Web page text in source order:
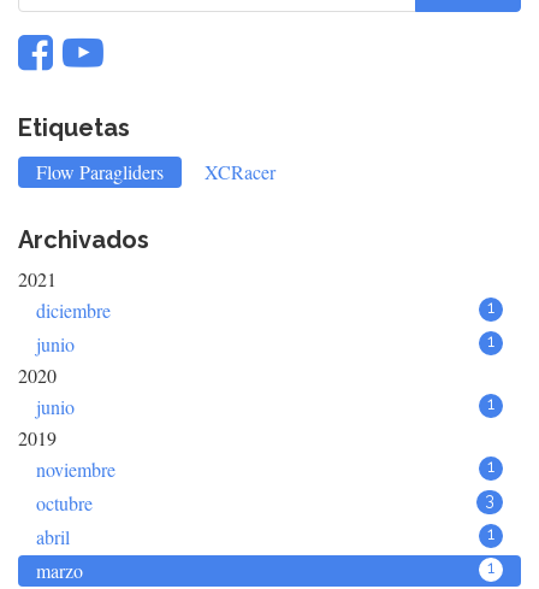
Etiquetas
Flow Paragliders XCRacer
Archivados
2021
diciembre
1
junio 1
2020
junio
1
2019
noviembre
1
octubre 3
abril 1
marzo 1